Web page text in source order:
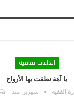
ابداعات ثقافية
يا آهة نطقت بها الأرواح
الفقيه شهرين منذ